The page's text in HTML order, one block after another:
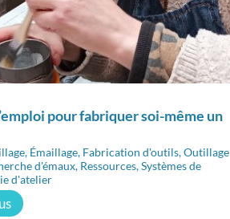
pour fabriquer soi-même un
, Émaillage, Fabrication d'outils,Outillage
d'émaux, Ressources,Systèmes de
d'atelier